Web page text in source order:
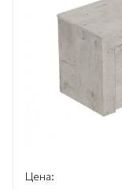
Цена: